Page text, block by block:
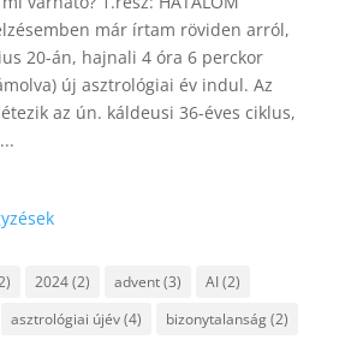
már írtam röviden arról,
20-án, hajnali 4 óra 6 perckor
új asztrológiai év indul. Az
az ún. káldeusi 36-éves ciklus,
2024(2) advent(3) AI(2)
asztrológiai újév(4) bizonytalanság(2)